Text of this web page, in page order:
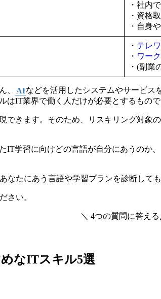
・社内
・資格
・自身
・ テレ
・ ワー
・(副業
、 AIなどを活用したシステムやサービス
IT業界で働く人だけが必要とするもの
できます。そのため、リスキリング対象
IT学習に向けどの言語が自分にあうのか
たにあう言語や学習プランを診断しても
さい。
＼ 4つの質問に答える
なITスキル5選